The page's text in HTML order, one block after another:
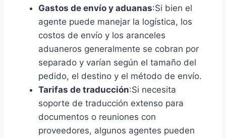
Gastos de envío y aduanas:Si bien el
agente puede manejar la logística, los
costos de envío y los aranceles
aduaneros generalmente se cobran por
separado y varían según el tamaño del
pedido, el destino y el método de envío.
Tarifas de traducción:Si necesita
soporte de traducción extenso para
documentos o reuniones con
proveedores, algunos agentes pueden